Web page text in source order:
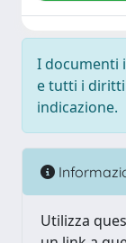
I documenti
e tutti i diritti
indicazione.
Utilizza